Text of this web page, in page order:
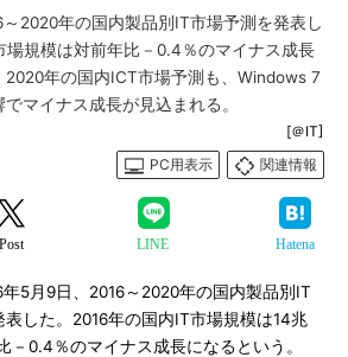
2020年の国内製品別IT市場予測を発表し
場規模は対前年比－0.4％のマイナス成長
2020年の国内ICT市場予測も、Windows 7
マイナス成長が見込まれる。
[＠IT]
PC用表示
関連情報
Post LINE Hatena
5月9日、2016～2020年の国内製品別IT
した。2016年の国内IT市場規模は14兆
－0.4％のマイナス成長になるという。